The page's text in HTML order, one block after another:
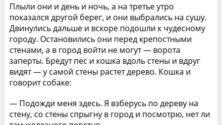
Плыли они и день и ночь, а на третье утро
показался другой берег, и они выбрались на сушу.
Двинулись дальше и вскоре подошли к чудесному
городу. Остановились они перед крепостными
стенами, а в город войти не могут — ворота
заперты. Бредут пес и кошка вдоль стены и вдруг
видят — у самой стены растет дерево. Кошка и
говорит собаке:
— Подожди меня здесь. Я взберусь по дереву на
стену, со стены спрыгну в город и посмотрю, нет ли